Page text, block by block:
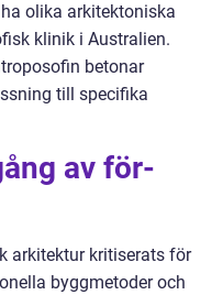
olika arkitektoniska
klinik i Australien.
betonar
till specifika
av för-
arkitektur kritiserats för
byggmetoder och